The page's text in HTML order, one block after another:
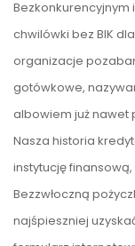
Bezkonkurencyjnym
chwilówki bez BIK
organizacje
gotówkowe,
albowiem już nawet
Nasza historia
instytucję
Bezzwłoczną
najśpieszniej